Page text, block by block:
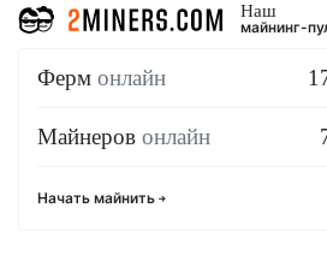
Наш
майнинг-
Ферм онлайн
Майнеров онлайн
Начать майнить